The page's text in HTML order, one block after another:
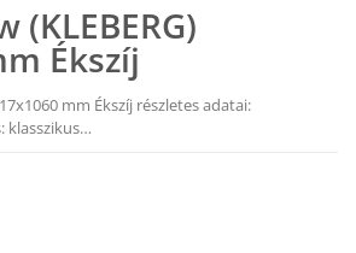
(KLEBERG)
Ékszíj
mm Ékszíj részletes adatai:
klasszikus…